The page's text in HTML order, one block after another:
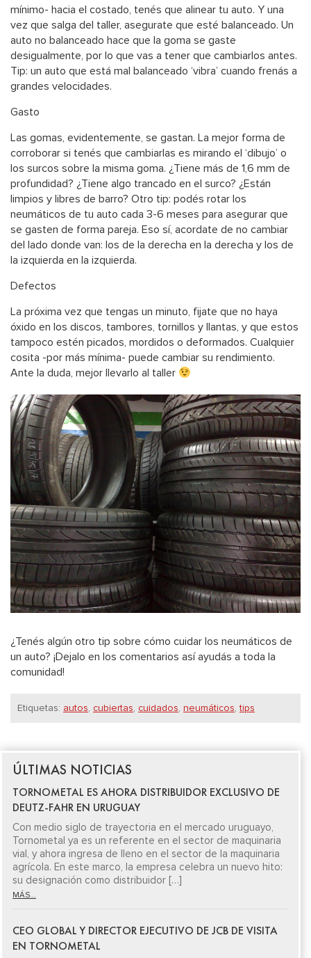
mínimo- hacia el costado, tenés que alinear tu auto. Y una
vez que salga del taller, asegurate que esté balanceado. Un
auto no balanceado hace que la goma se gaste
desigualmente, por lo que vas a tener que cambiarlos antes.
Tip: un auto que está mal balanceado ‘vibra’ cuando frenás a
grandes velocidades.
Gasto
Las gomas, evidentemente, se gastan. La mejor forma de
corroborar si tenés que cambiarlas es mirando el ‘dibujo’ o
los surcos sobre la misma goma. ¿Tiene más de 1,6 mm de
profundidad? ¿Tiene algo trancado en el surco? ¿Están
limpios y libres de barro? Otro tip: podés rotar los
neumáticos de tu auto cada 3-6 meses para asegurar que
se gasten de forma pareja. Eso sí, acordate de no cambiar
del lado donde van: los de la derecha en la derecha y los de
la izquierda en la izquierda.
Defectos
La próxima vez que tengas un minuto, fijate que no haya
óxido en los discos, tambores, tornillos y llantas, y que estos
tampoco estén picados, mordidos o deformados. Cualquier
cosita -por más mínima- puede cambiar su rendimiento.
Ante la duda, mejor llevarlo al taller
¿Tenés algún otro tip sobre cómo cuidar los neumáticos de
un auto? ¡Dejalo en los comentarios así ayudás a toda la
comunidad!
Etiquetas: autos, cubiertas, cuidados, neumáticos,tips
ÚLTIMAS NOTICIAS
TORNOMETAL ES AHORA DISTRIBUIDOR EXCLUSIVO DE
DEUTZ-FAHR EN URUGUAY
Con medio siglo de trayectoria en el mercado uruguayo,
Tornometal ya es un referente en el sector de maquinaria
vial, y ahora ingresa de lleno en el sector de la maquinaria
agrícola. En este marco, la empresa celebra un nuevo hito:
su designación como distribuidor […]
MÁS...
CEO GLOBAL Y DIRECTOR EJECUTIVO DE JCB DE VISITA
EN TORNOMETAL